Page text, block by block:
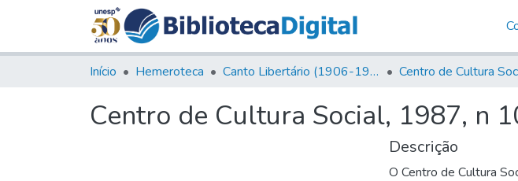
Início Hemeroteca Canto Libertário (1906-1995) Centro de Cultura
Centro de Cultura Social, 1987, n
Descrição
O Centro de Cultura